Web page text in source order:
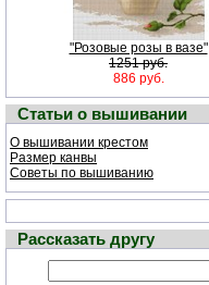
"Розовые розы в вазе"
1251 руб.
886 руб.
Статьи о вышивании
О вышивании крестом
Размер канвы
Советы по вышиванию
Рассказать другу